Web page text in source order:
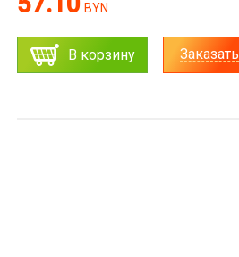
BYN
В корзину Заказать